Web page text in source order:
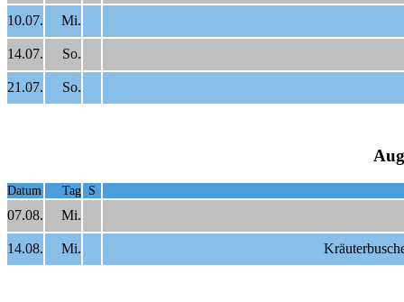
10.07. Mi.
14.07. So.
21.07. So.
Datum Tag S
07.08. Mi.
14.08. Mi.